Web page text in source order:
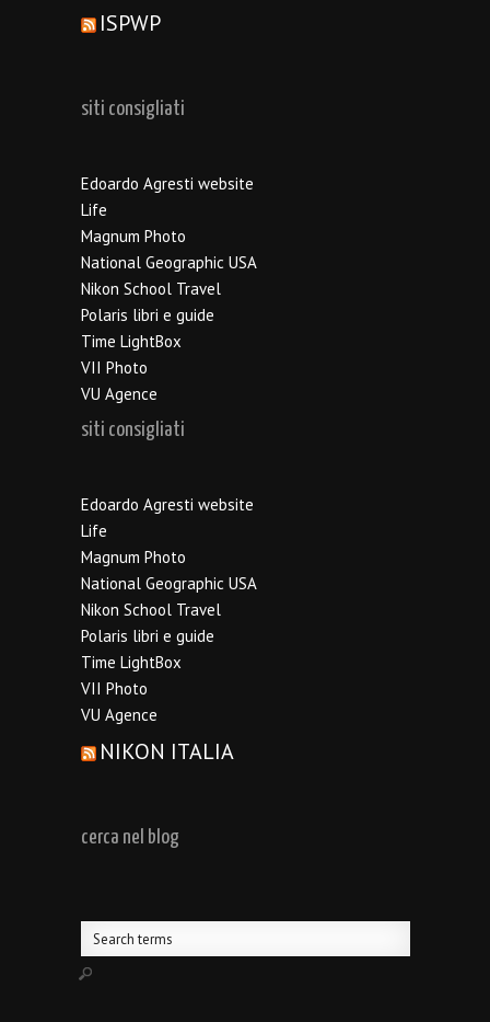
ISPWP
siti consigliati
Edoardo Agresti website
Life
Magnum Photo
National Geographic USA
Nikon School Travel
Polaris libri e guide
Time LightBox
VII Photo
VU Agence
siti consigliati
Edoardo Agresti website
Life
Magnum Photo
National Geographic USA
Nikon School Travel
Polaris libri e guide
Time LightBox
VII Photo
VU Agence
NIKON ITALIA
cerca nel blog